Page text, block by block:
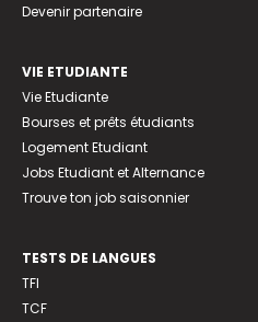
Devenir partenaire
VIE ETUDIANTE
Vie Etudiante
Bourses et prêts étudiants
Logement Etudiant
Jobs Etudiant et Alternance
Trouve ton job saisonnier
TESTS DE LANGUES
TFI
TCF